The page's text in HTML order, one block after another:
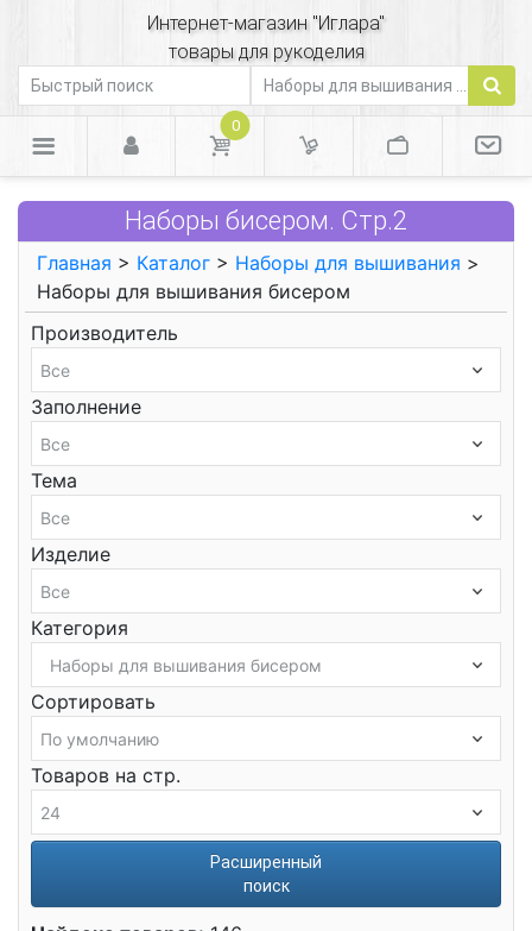
Интернет-магазин "Иглара"
товары для рукоделия
0
Наборы бисером. Стр.2
Главная > Каталог > Наборы для вышивания >
Наборы для вышивания бисером
Производитель
Заполнение
Тема
Изделие
Категория
Сортировать
Товаров на стр.
Расширенный
поиск